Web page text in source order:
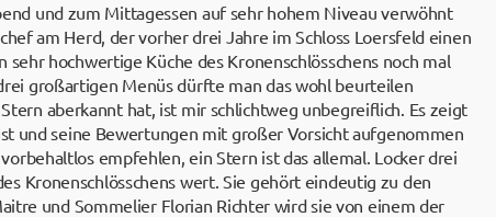
und zum Mittagessen auf sehr hohem Niveau verwöhnt
am Herd, der vorher drei Jahre im Schloss Loersfeld einen
hochwertige Küche des Kronenschlösschens noch mal
großartigen Menüs dürfte man das wohl beurteilen
aberkannt hat, ist mir schlichtweg unbegreiflich. Es zeigt
und seine Bewertungen mit großer Vorsicht aufgenommen
empfehlen, ein Stern ist das allemal. Locker drei
Kronenschlösschens wert. Sie gehört eindeutig zu den
und Sommelier Florian Richter wird sie von einem der